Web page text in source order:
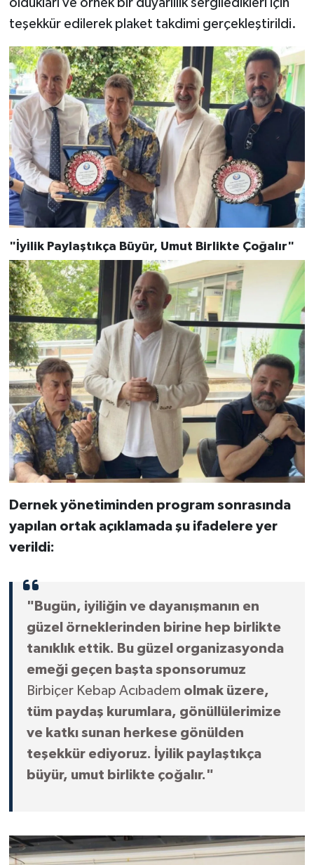
teşekkür edilerek plaket takdimi gerçekleştirildi.
"İyilik Paylaştıkça Büyür, Umut Birlikte Çoğalır"
Dernek yönetiminden program sonrasında
yapılan ortak açıklamada şu ifadelere yer
verildi:
"Bugün, iyiliğin ve dayanışmanın en
güzel örneklerinden birine hep birlikte
tanıklık ettik. Bu güzel organizasyonda
emeği geçen başta sponsorumuz
Birbiçer Kebap Acıbadem olmak üzere,
tüm paydaş kurumlara, gönüllülerimize
ve katkı sunan herkese gönülden
teşekkür ediyoruz. İyilik paylaştıkça
büyür, umut birlikte çoğalır."